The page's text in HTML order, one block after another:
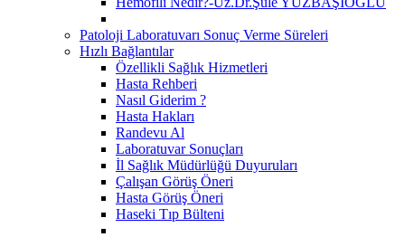
Patoloji Laboratuvarı Sonuç Verme Süreleri
Hızlı Bağlantılar
Özellikli Sağlık Hizmetleri
Hasta Rehberi
Nasıl Giderim ?
Hasta Hakları
Randevu Al
Laboratuvar Sonuçları
İl Sağlık Müdürlüğü Duyuruları
Çalışan Görüş Öneri
Hasta Görüş Öneri
Haseki Tıp Bülteni